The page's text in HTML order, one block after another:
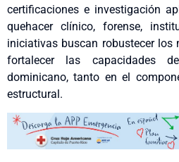
certificaciones e investigación
quehacer clínico, forense,
iniciativas buscan robustecer los
fortalecer las capacidades
dominicano, tanto en el
estructural.